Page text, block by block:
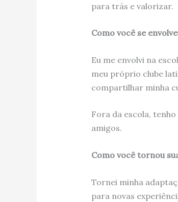
para trás e valorizar.
Como você se
Eu me envolvi na
meu próprio clube
compartilhar minha
Fora da escola,
amigos.
Como você tornou
Tornei minha
para novas